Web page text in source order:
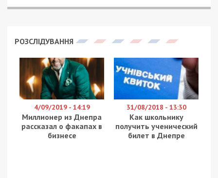
У середу, 13 серпня 2025 року, армія РФ атакувала
Нікопольський і Синельниківський райони